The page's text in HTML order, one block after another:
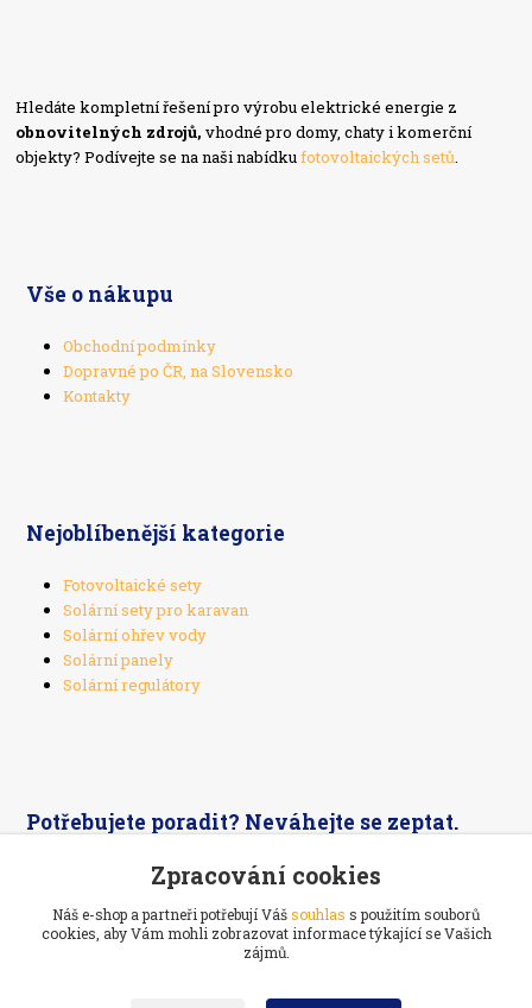
Zpracování cookies
Náš e-shop a partneři potřebují Vášsouhlas s použitím souborů
cookies, aby Vám mohli zobrazovat informace týkající se Vašich
zájmů.
Hledáte kompletní řešení pro výrobu elektrické energie z
obnovitelných zdrojů, vhodné pro domy, chaty i komerční
objekty? Podívejte se na naši nabídkufotovoltaických setů.
Vše o nákupu
Obchodní podmínky
Dopravné po ČR, na Slovensko
Kontakty
Nejoblíbenější kategorie
Fotovoltaické sety
Solární sety pro karavan
Solární ohřev vody
Solární panely
Solární regulátory
Potřebujete poradit? Neváhejte se zeptat.
+420 603 526 269
Zpracování cookies
Náš e-shop a partneři potřebují Vášsouhlas s použitím souborů
cookies, aby Vám mohli zobrazovat informace týkající se Vašich
zájmů.